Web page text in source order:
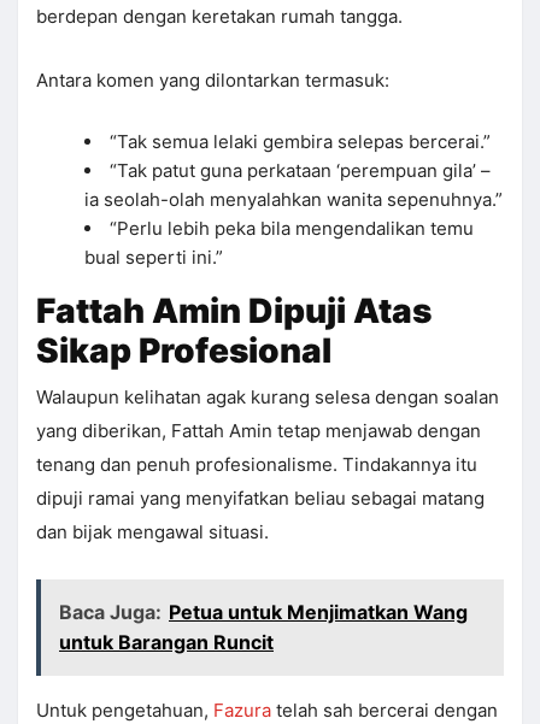
berdepan dengan keretakan rumah tangga.
Antara komen yang dilontarkan termasuk:
“Tak semua lelaki gembira selepas bercerai.”
“Tak patut guna perkataan ‘perempuan gila’ –
ia seolah-olah menyalahkan wanita sepenuhnya.”
“Perlu lebih peka bila mengendalikan temu
bual seperti ini.”
Fattah Amin Dipuji Atas
Sikap Profesional
Walaupun kelihatan agak kurang selesa dengan soalan
yang diberikan, Fattah Amin tetap menjawab dengan
tenang dan penuh profesionalisme. Tindakannya itu
dipuji ramai yang menyifatkan beliau sebagai matang
dan bijak mengawal situasi.
Baca Juga: Petua untuk Menjimatkan Wang
untuk Barangan Runcit
Untuk pengetahuan, Fazura telah sah bercerai dengan